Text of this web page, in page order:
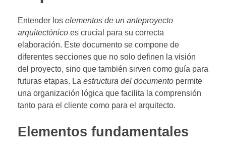
Entender los elementos de un anteproyecto
arquitectónico es crucial para su correcta
elaboración. Este documento se compone de
diferentes secciones que no solo definen la visión
del proyecto, sino que también sirven como guía para
futuras etapas. La estructura del documento permite
una organización lógica que facilita la comprensión
tanto para el cliente como para el arquitecto.
Elementos fundamentales